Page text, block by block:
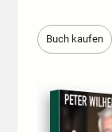
Buch kaufen